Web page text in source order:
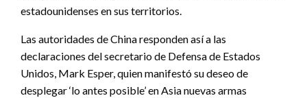
estadounidenses en sus territorios.
Las autoridades de China responden así a las
declaraciones del secretario de Defensa de Estados
Unidos, Mark Esper, quien manifestó su deseo de
desplegar ‘lo antes posible’ en Asia nuevas armas